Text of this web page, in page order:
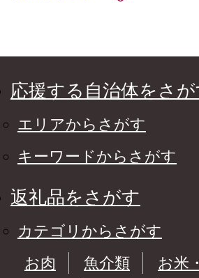
応援する自治体をさが
エリアからさがす
キーワードからさがす
返礼品をさがす
カテゴリからさがす
お肉
魚介類
お米